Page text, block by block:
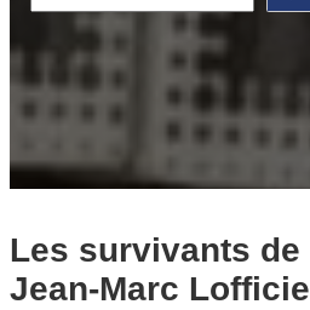
c
c
Les survivants de
Jean-Marc